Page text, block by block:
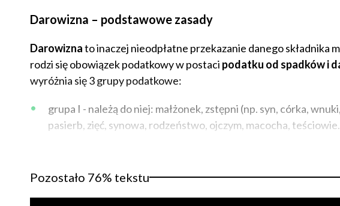
Darowizna – podstawowe zasady
Darowiznato inaczej nieodpłatne przekazanie danego składnika
rodzi się obowiązek podatkowy w postaci podatku od spadków i
wyróżnia się 3 grupy podatkowe:
grupa I - należą do niej: małżonek, zstępni (np. syn, córka,
pasierb, zięć, synowa, rodzeństwo, ojczym, macocha,
Pozostało 76% tekstu